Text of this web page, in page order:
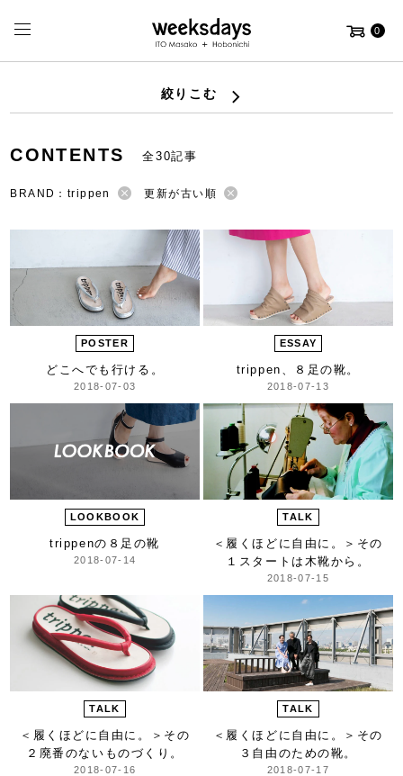
0
絞りこむ
CONTENTS 全30記事
BRAND：trippen 更新が古い順
POSTER
どこへでも行ける。
2018-07-03
ESSAY
trippen、８足の靴。
2018-07-13
LOOKBOOK
trippenの８足の靴
2018-07-14
TALK
＜履くほどに自由に。＞ その
１スタートは木靴から。
2018-07-15
TALK
＜履くほどに自由に。＞ その
２廃番のないものづくり。
2018-07-16
TALK
＜履くほどに自由に。＞ その
３自由のための靴。
2018-07-17